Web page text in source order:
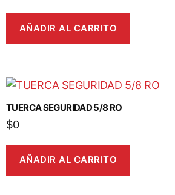
AÑADIR AL CARRITO
TUERCA SEGURIDAD 5/8 RO
$0
AÑADIR AL CARRITO